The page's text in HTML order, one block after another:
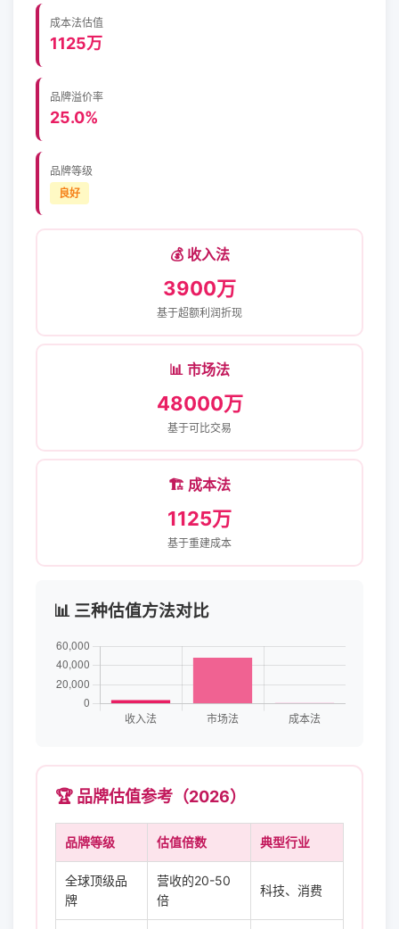
成本法估值
1125万
品牌溢价率
25.0%
品牌等级
良好
💰 收入法
3900万
基于超额利润折现
📊 市场法
48000万
基于可比交易
🏗️ 成本法
1125万
基于重建成本
📊 三种估值方法对比
🏆 品牌估值参考（2026）
品牌等级 估值倍数 典型行业
全球顶级品
牌
营收的20-50
倍
科技、消费